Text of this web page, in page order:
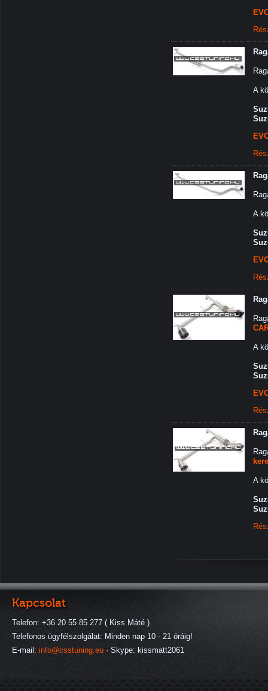
A
A
A
A
Kapcsolat
Telefon: +36 20 55 85 277 ( Kiss Máté )
Telefonos ügyfélszolgálat: Minden nap 10 - 21 óráig!
E-mail: info@csstuning.eu · Skype: kissmatt2061